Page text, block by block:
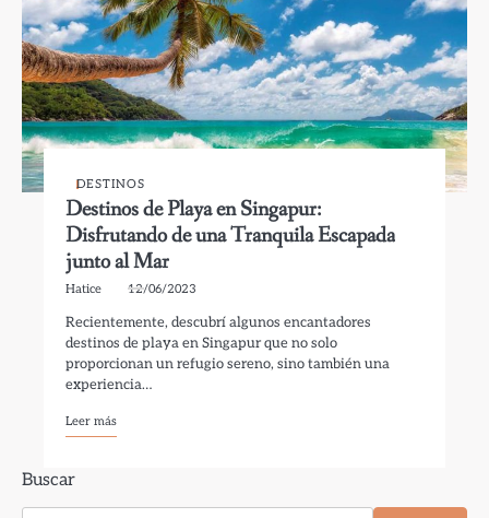
DESTINOS
Destinos de Playa en Singapur:
Disfrutando de una Tranquila Escapada
junto al Mar
Hatice 12/06/2023
Recientemente, descubrí algunos encantadores
destinos de playa en Singapur que no solo
proporcionan un refugio sereno, sino también una
experiencia…
Leer más
Buscar